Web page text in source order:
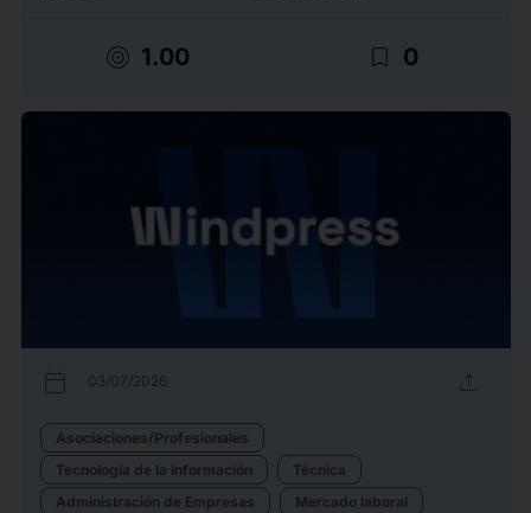
target 1.00 bookmark_border 0
calendar_today 03/07/2026 upload
Asociaciones/Profesionales
Tecnología de la información
Técnica
Administración de Empresas
Mercado laboral